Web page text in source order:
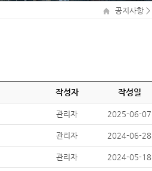
공지사항 >
작성자 작성일
관리자 2025-06-07
관리자 2024-06-28
관리자 2024-05-18